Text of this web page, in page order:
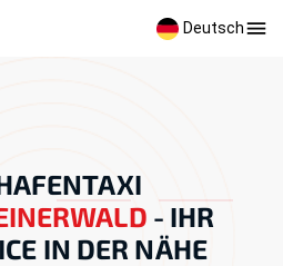
Deutsch
- IHR
IN DER NÄHE